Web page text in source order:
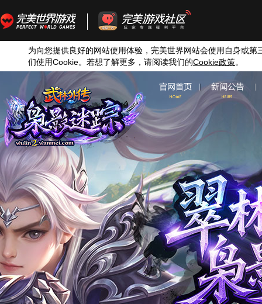
为向您提供良好的网站使用体验，完美世界网站会使用自身或第
们使用Cookie。若想了解更多，请阅读我们的Cookie政策。